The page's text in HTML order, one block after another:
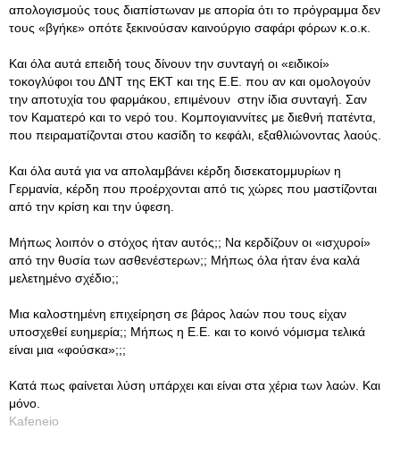
απολογισμούς τους διαπίστωναν με απορία ότι το πρόγραμμα δεν
τους «βγήκε» οπότε ξεκινούσαν καινούργιο σαφάρι φόρων κ.ο.κ.
Και όλα αυτά επειδή τους δίνουν την συνταγή οι «ειδικοί»
τοκογλύφοι του ΔΝΤ της ΕΚΤ και της Ε.Ε. που αν και ομολογούν
την αποτυχία του φαρμάκου, επιμένουν στην ίδια συνταγή. Σαν
τον Καματερό και το νερό του. Κομπογιαννίτες με διεθνή πατέντα,
που πειραματίζονται στου κασίδη το κεφάλι, εξαθλιώνοντας λαούς.
Και όλα αυτά για να απολαμβάνει κέρδη δισεκατομμυρίων η
Γερμανία, κέρδη που προέρχονται από τις χώρες που μαστίζονται
από την κρίση και την ύφεση.
Μήπως λοιπόν ο στόχος ήταν αυτός;; Να κερδίζουν οι «ισχυροί»
από την θυσία των ασθενέστερων;; Μήπως όλα ήταν ένα καλά
μελετημένο σχέδιο;;
Μια καλοστημένη επιχείρηση σε βάρος λαών που τους είχαν
υποσχεθεί ευημερία;; Μήπως η Ε.Ε. και το κοινό νόμισμα τελικά
είναι μια «φούσκα»;;;
Κατά πως φαίνεται λύση υπάρχει και είναι στα χέρια των λαών. Και
μόνο.
Kafeneio